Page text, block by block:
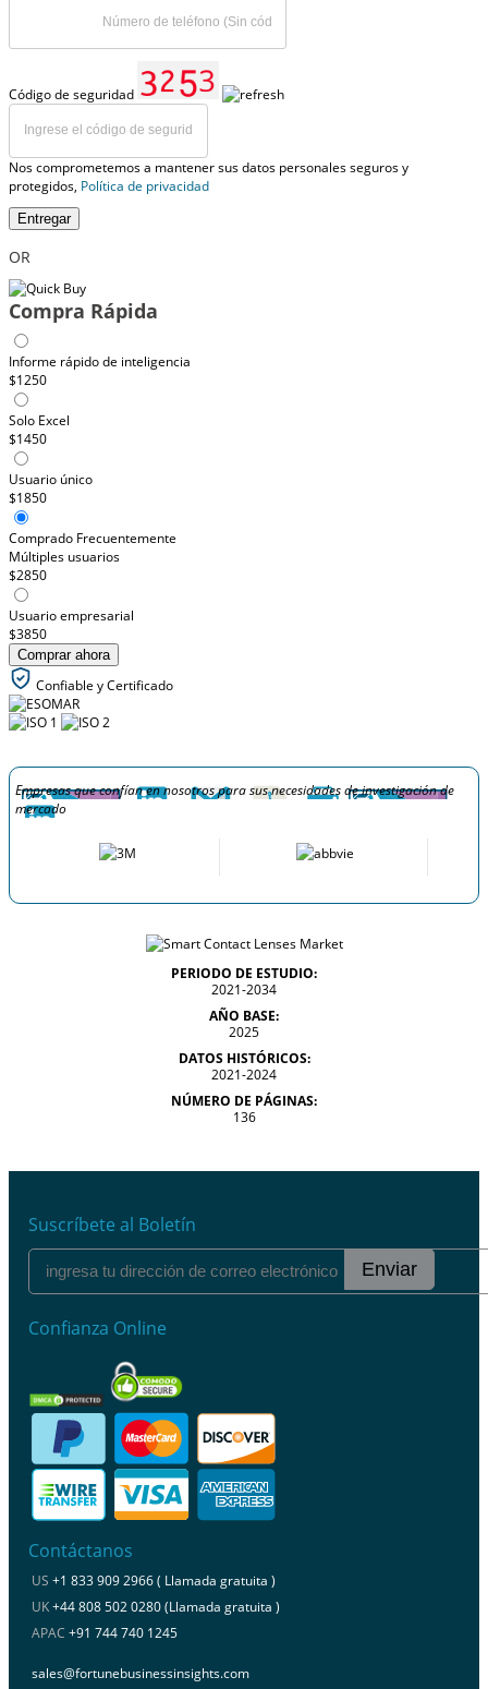
Código de seguridad
Nos comprometemos a mantener sus datos personales seguros y
protegidos, Política de privacidad
Entregar
OR
Compra Rápida
Informe rápido de inteligencia
$1250
Solo Excel
$1450
Usuario único
$1850
Comprado Frecuentemente
Múltiples usuarios
$2850
Usuario empresarial
$3850
Comprar ahora
Confiable y Certificado
Empresas que confían en nosotros para sus necesidades de investigación de
mercado
PERIODO DE ESTUDIO:
2021-2034
AÑO BASE:
2025
DATOS HISTÓRICOS:
2021-2024
NÚMERO DE PÁGINAS:
136
Suscríbete al Boletín
Enviar
Confianza Online
Contáctanos
US +1 833 909 2966 ( Llamada gratuita )
UK+44 808 502 0280 (Llamada gratuita )
APAC +91 744 740 1245
sales@fortunebusinessinsights.com